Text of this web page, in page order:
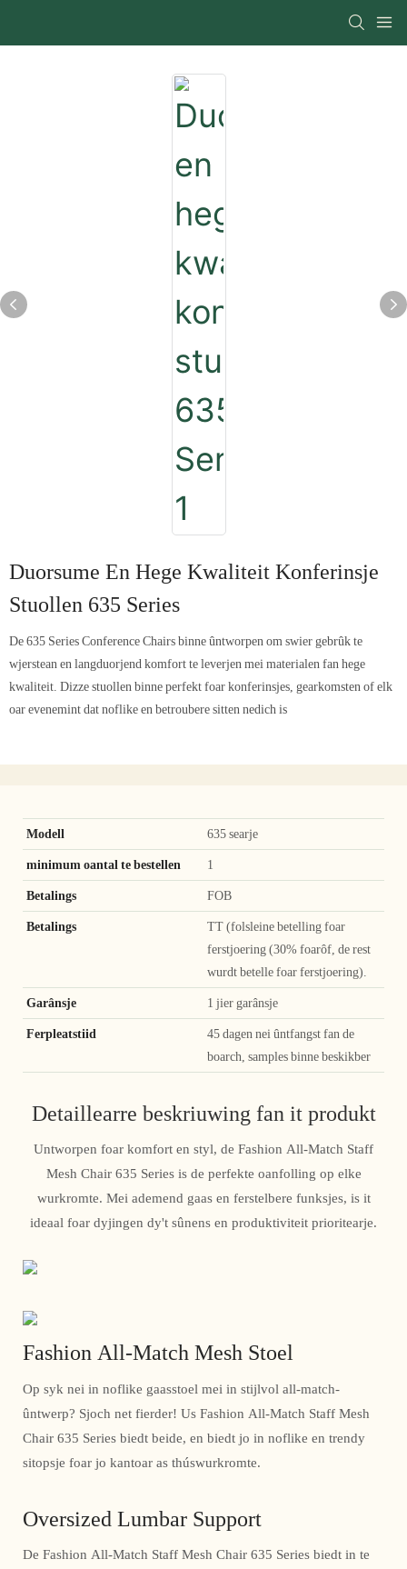
Duorsume En Hege Kwaliteit Konferinsje
Stuollen 635 Series
De 635 Series Conference Chairs binne ûntworpen om swier gebrûk te
wjerstean en langduorjend komfort te leverjen mei materialen fan hege
kwaliteit. Dizze stuollen binne perfekt foar konferinsjes, gearkomsten of elk
oar evenemint dat noflike en betroubere sitten nedich is
Modell 635 searje
minimum oantal te bestellen 1
Betalings FOB
Betalings
TT (folsleine betelling foar
ferstjoering (30% foarôf, de rest
wurdt betelle foar ferstjoering).
Garânsje 1 jier garânsje
Ferpleatstiid
45 dagen nei ûntfangst fan de
boarch, samples binne beskikber
Detaillearre beskriuwing fan it produkt
Untworpen foar komfort en styl, de Fashion All-Match Staff
Mesh Chair 635 Series is de perfekte oanfolling op elke
wurkromte. Mei ademend gaas en ferstelbere funksjes, is it
ideaal foar dyjingen dy't sûnens en produktiviteit prioritearje.
Fashion All-Match Mesh Stoel
Op syk nei in noflike gaasstoel mei in stijlvol all-match-
ûntwerp? Sjoch net fierder! Us Fashion All-Match Staff Mesh
Chair 635 Series biedt beide, en biedt jo in noflike en trendy
sitopsje foar jo kantoar as thúswurkromte.
Oversized Lumbar Support
De Fashion All-Match Staff Mesh Chair 635 Series biedt in te